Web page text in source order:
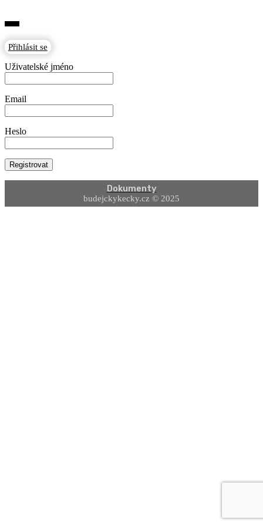
Přihlásit se
Uživatelské jméno
Email
Heslo
Dokumenty
budejckykecky.cz © 2025